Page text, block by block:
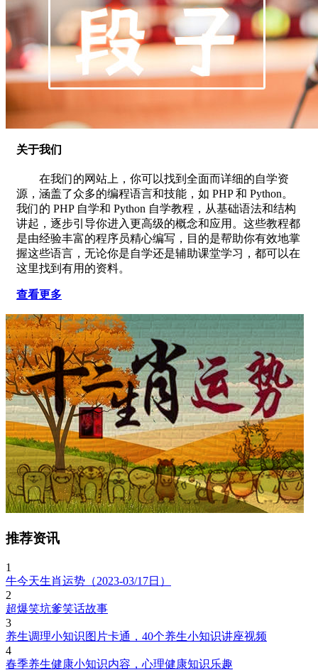
关于我们
在我们的网站上，你可以找到全面而详细的自学资
源，涵盖了众多的编程语言和技能，如 PHP 和 Python。
我们的 PHP 自学和 Python 自学教程，从基础语法和结构
讲起，逐步引导你进入更高级的概念和应用。这些教程都
是由经验丰富的程序员精心编写，目的是帮助你有效地掌
握这些语言，无论你是自学还是辅助课堂学习，都可以在
这里找到有用的资料。
查看更多
推荐资讯
1
牛今天生肖运势（2023-03/17日）
2
超爆笑坑爹笑话故事
3
养生调理小知识图片卡通，40个养生小知识讲座视频
4
春季养生健康小知识内容，心理健康知识乐趣